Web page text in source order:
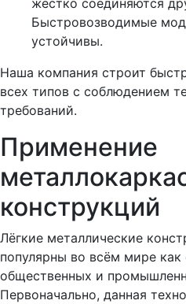
Быстровозводимые
устойчивы.
Наша компания строит
всех типов с соблюдением
требований.
Применение
конструкций
Лёгкие металлические
популярны во всём мире
общественных и
Первоначально, данная